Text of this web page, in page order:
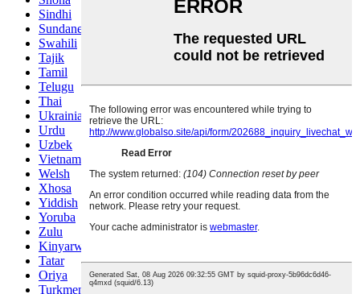
Sindhi
Sundanese
Swahili
Tajik
Tamil
Telugu
Thai
Ukrainian
Urdu
Uzbek
Vietnamese
Welsh
Xhosa
Yiddish
Yoruba
Zulu
Kinyarwanda
Tatar
Oriya
Turkmen